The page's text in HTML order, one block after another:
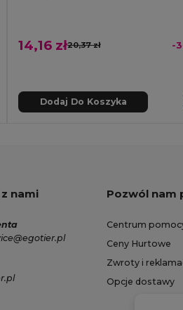
14,16 zł20,37 zł -
Dodaj Do Koszyka
nami Pozwól nam
Centrum
Ceny Hurtowe
Zwroty i
Opcje dostawy